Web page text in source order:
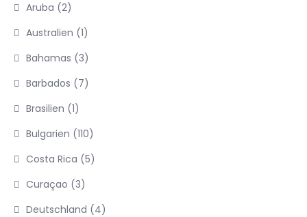
Aruba (2)
Australien (1)
Bahamas (3)
Barbados (7)
Brasilien (1)
Bulgarien (110)
Costa Rica (5)
Curaçao (3)
Deutschland (4)